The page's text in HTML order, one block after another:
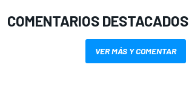
COMENTARIOS DESTACADOS
VER MÁS Y COMENTAR